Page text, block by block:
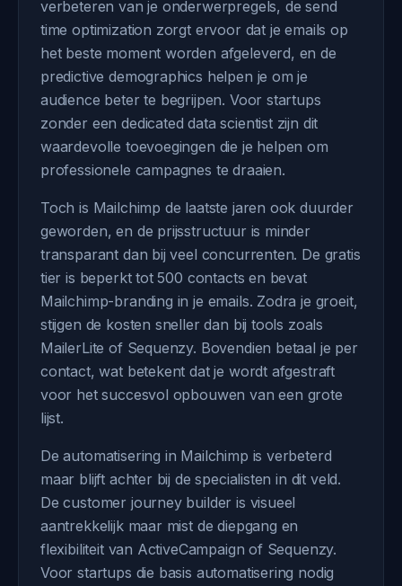
verbeteren van je onderwerpregels, de send
time optimization zorgt ervoor dat je emails op
het beste moment worden afgeleverd, en de
predictive demographics helpen je om je
audience beter te begrijpen. Voor startups
zonder een dedicated data scientist zijn dit
waardevolle toevoegingen die je helpen om
professionele campagnes te draaien.
Toch is Mailchimp de laatste jaren ook duurder
geworden, en de prijsstructuur is minder
transparant dan bij veel concurrenten. De gratis
tier is beperkt tot 500 contacts en bevat
Mailchimp-branding in je emails. Zodra je groeit,
stijgen de kosten sneller dan bij tools zoals
MailerLite of Sequenzy. Bovendien betaal je per
contact, wat betekent dat je wordt afgestraft
voor het succesvol opbouwen van een grote
lijst.
De automatisering in Mailchimp is verbeterd
maar blijft achter bij de specialisten in dit veld.
De customer journey builder is visueel
aantrekkelijk maar mist de diepgang en
flexibiliteit van ActiveCampaign of Sequenzy.
Voor startups die basis automatisering nodig